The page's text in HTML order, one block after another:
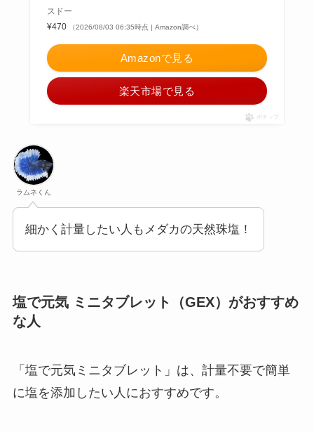
スドー
¥470
（2026/08/03 06:35時点 | Amazon調べ）
Amazonで見る
楽天市場で見る
ポチップ
ラムネくん
細かく計量したい人もメダカの天然珠塩！
塩で元気 ミニタブレット（GEX）がおすすめ
な人
「塩で元気ミニタブレット」は、計量不要で簡単
に塩を添加したい人におすすめです。